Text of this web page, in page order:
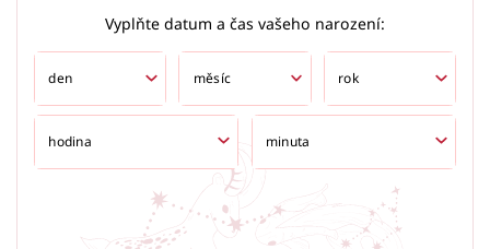
Vyplňte datum a čas vašeho narození: